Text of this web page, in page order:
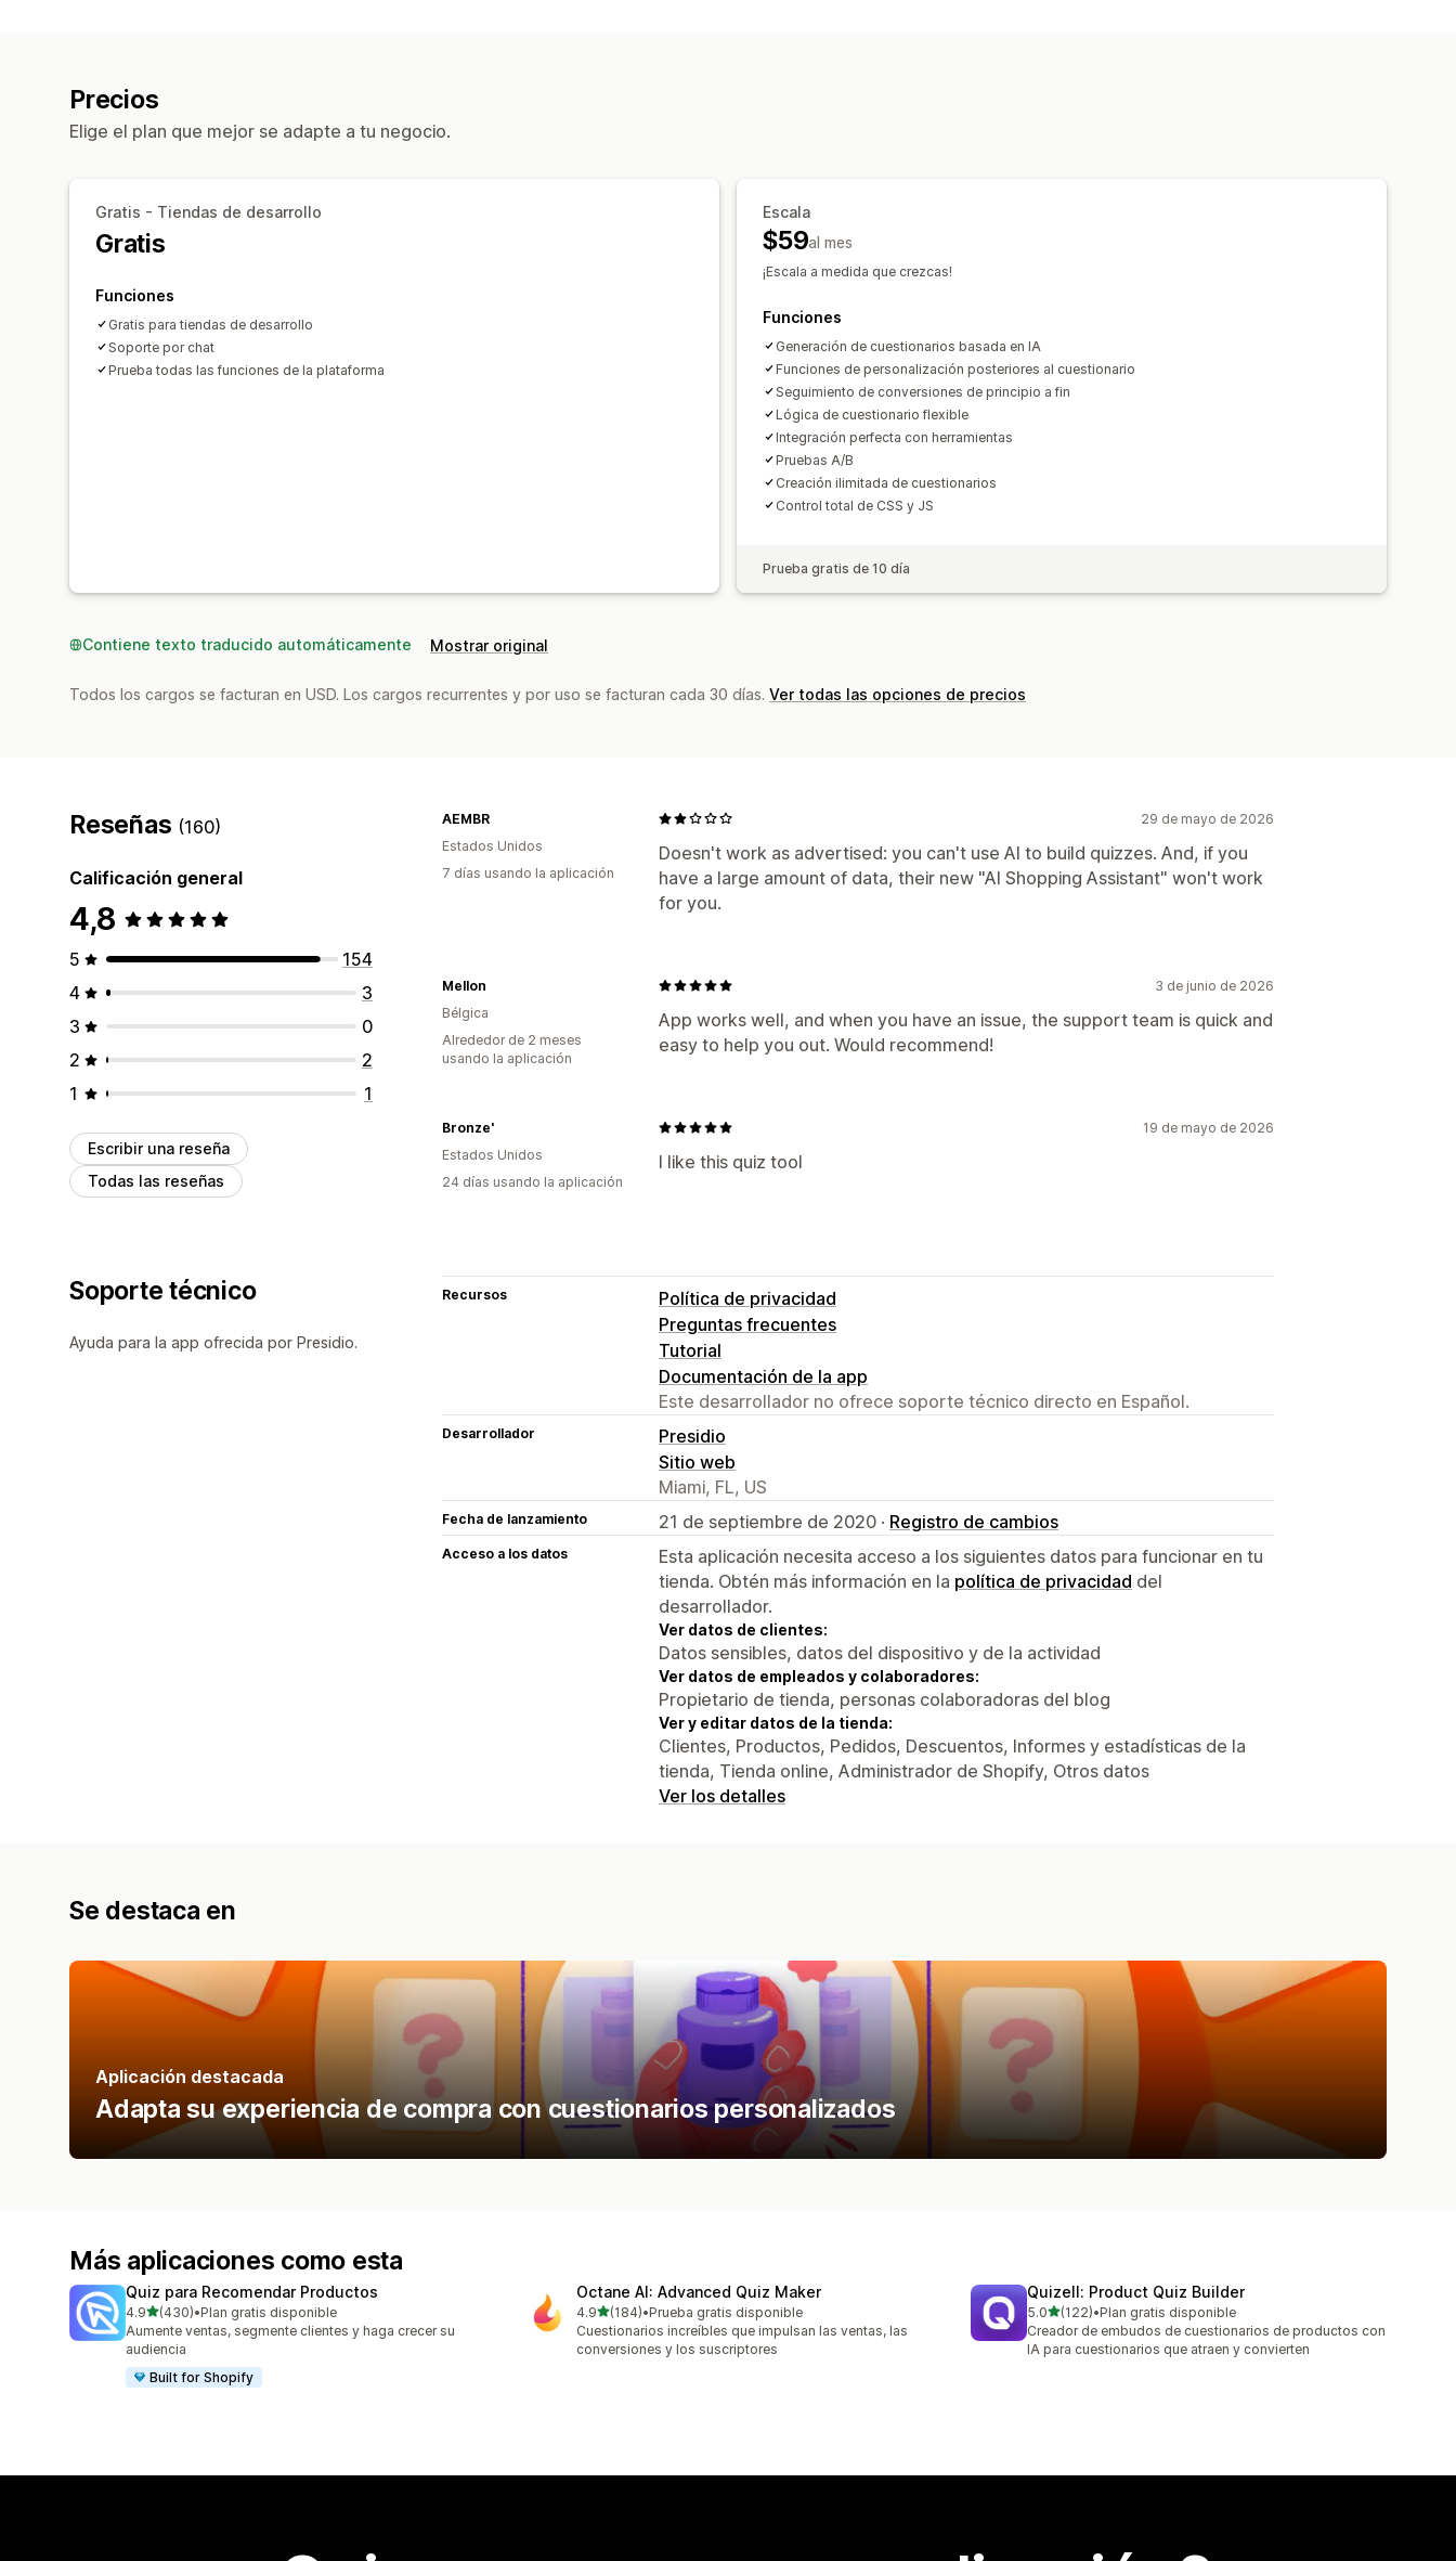
Prueba A/B
Recomendaciones de productos
Mejora de suscripción
Informes y estadísticas
Tasas de conversión
Rendimiento del embudo
Precios
Elige el plan que mejor se adapte a tu negocio.
Gratis - Tiendas de desarrollo
Gratis
Funciones
Gratis para tiendas de desarrollo
Soporte por chat
Prueba todas las funciones de la plataforma
Escala
$59al mes
¡Escala a medida que crezcas!
Funciones
Generación de cuestionarios basada en IA
Funciones de personalización posteriores al cuestionario
Seguimiento de conversiones de principio a fin
Lógica de cuestionario flexible
Integración perfecta con herramientas
Pruebas A/B
Creación ilimitada de cuestionarios
Control total de CSS y JS
Prueba gratis de 10 día
Contiene texto traducido automáticamente Mostrar original
Todos los cargos se facturan en USD. Los cargos recurrentes y por uso se facturan cada 30 días. Ver todas las opciones de precios
Reseñas (160)
Calificación general
4,8
5
154
4
3
3
0
2
2
1
1
Escribir una reseña
Todas las reseñas
29 de mayo de 2026
Doesn't work as advertised: you can't use AI to build quizzes. And, if you
have a large amount of data, their new "AI Shopping Assistant" won't work
for you.
AEMBR
Estados Unidos
7 días usando la aplicación
3 de junio de 2026
App works well, and when you have an issue, the support team is quick and
easy to help you out. Would recommend!
Mellon
Bélgica
Alrededor de 2 meses
usando la aplicación
19 de mayo de 2026
I like this quiz tool
Bronze'
Estados Unidos
24 días usando la aplicación
Soporte técnico
Ayuda para la app ofrecida por Presidio.
Recursos
Política de privacidad
Preguntas frecuentes
Tutorial
Documentación de la app
Este desarrollador no ofrece soporte técnico directo en Español.
Desarrollador
Presidio
Sitio web
Miami, FL, US
Fecha de lanzamiento 21 de septiembre de 2020 · Registro de cambios
Acceso a los datos
Esta aplicación necesita acceso a los siguientes datos para funcionar en tu
tienda. Obtén más información en la política de privacidad del
desarrollador.
Ver datos de clientes:
Datos sensibles, datos del dispositivo y de la actividad
Ver datos de empleados y colaboradores:
Propietario de tienda, personas colaboradoras del blog
Ver y editar datos de la tienda:
Clientes, Productos, Pedidos, Descuentos, Informes y estadísticas de la
tienda, Tienda online, Administrador de Shopify, Otros datos
Ver los detalles
Se destaca en
Aplicación destacada
Adapta su experiencia de compra con cuestionarios personalizados
Más aplicaciones como esta
Quiz para Recomendar Productos
4.9de 5 estrellas
(430)
430 reseñas en total
•Plan gratis disponible
Aumente ventas, segmente clientes y haga crecer su
audiencia
Built for Shopify
Octane AI: Advanced Quiz Maker
4.9de 5 estrellas
(184)
184 reseñas en total
•Prueba gratis disponible
Cuestionarios increíbles que impulsan las ventas, las
conversiones y los suscriptores
Quizell: Product Quiz Builder
5.0de 5 estrellas
(122)
122 reseñas en total
•Plan gratis disponible
Creador de embudos de cuestionarios de productos con
IA para cuestionarios que atraen y convierten